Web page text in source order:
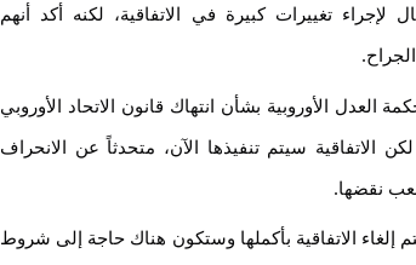
تغييرات كبيرة في الاتفاقية، لكنه أكد أنهم
الأوروبية بشأن انتهاك قانون الاتحاد الأوروبي
18-24 شهراً، لكن الاتفاقية سيتم تنفيذها الآن، متحدثاً عن الانحراف
نقضها.
إلغاء الاتفاقية بأكملها وستكون هناك حاجة إلى شروط